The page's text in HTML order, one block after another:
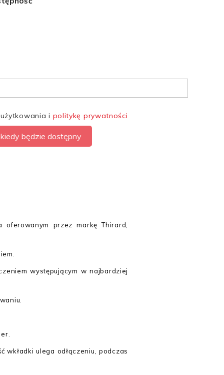
i politykę prywatności
będzie dostępny
przez markę Thirard,
występującym w najbardziej
wkładki ulega odłączeniu, podczas